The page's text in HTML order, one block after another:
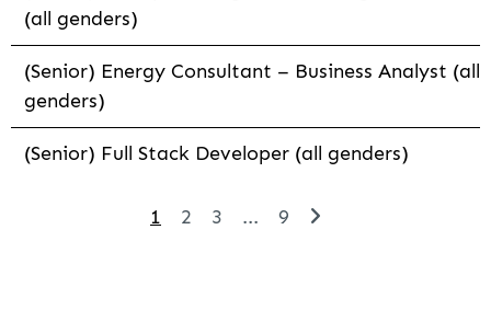
(all genders)
(Senior) Energy Consultant – Business Analyst (all
genders)
(Senior) Full Stack Developer (all genders)
1 2 3 ... 9